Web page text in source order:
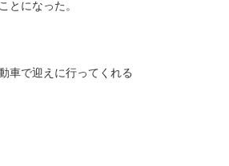
とになった。
車で迎えに行ってくれる